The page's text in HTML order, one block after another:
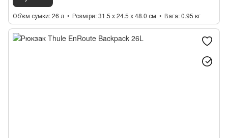
Об'єм сумки 26 л Розміри 31.5 x 24.5 x 48.0 см Вага 0.95 кг